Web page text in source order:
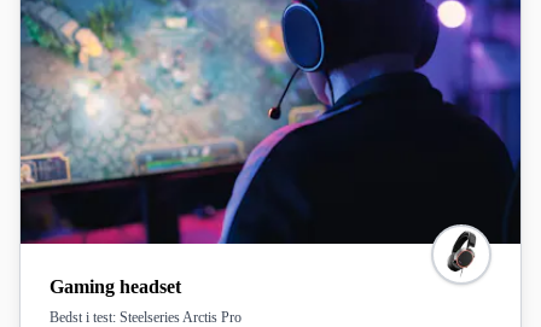
Gaming headset
Bedst i test: Steelseries Arctis Pro